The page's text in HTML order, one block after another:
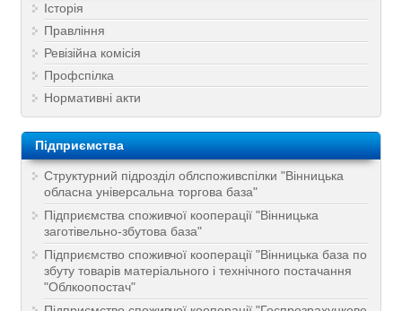
Історія
Правління
Ревізійна комісія
Профспілка
Нормативні акти
Підприємства
Структурний підрозділ облспоживспілки "Вінницька
обласна універсальна торгова база"
Підприємства споживчої кооперації "Вінницька
заготівельно-збутова база"
Підприємство споживчої кооперації "Вінницька база по
збуту товарів матеріального і технічного постачання
"Облкоопостач"